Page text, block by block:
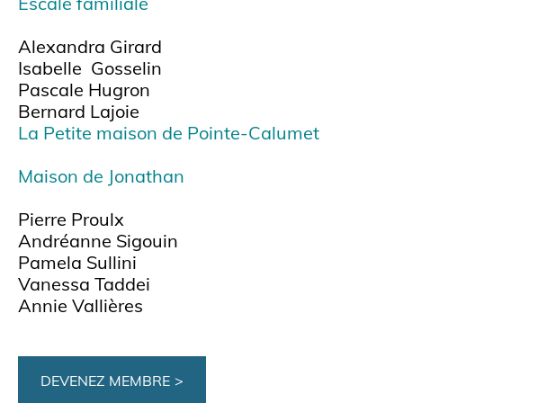
Alexandra Girard
Isabelle Gosselin
Pascale Hugron
Bernard Lajoie
La Petite maison de Pointe-Calumet
Maison de Jonathan
Pierre Proulx
Andréanne Sigouin
Pamela Sullini
Vanessa Taddei
Annie Vallières
DEVENEZ MEMBRE